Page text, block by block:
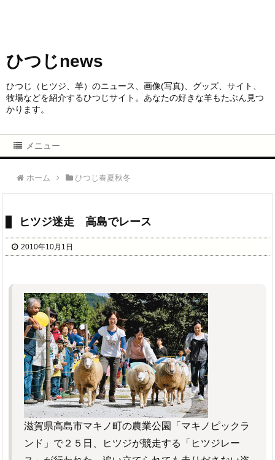
ひつじnews
ひつじ（ヒツジ、羊）のニュース、画像(写真)、グッズ、サイト、
牧場などを紹介するひつじサイト。あなたの好きな羊もたぶん見つ
かります。
メニュー
ホーム ひつじ春夏秋冬
ヒツジ迷走 高島でレース
2010年10月1日
滋賀県高島市マキノ町の農業公園「マキノピックラ
ンド」で２５日、ヒツジが競走する「ヒツジレー